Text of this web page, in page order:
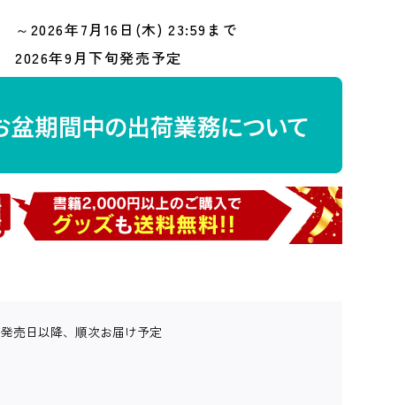
～2026年7月16日(木) 23:59まで
2026年9月下旬発売予定
発売日以降、順次お届け予定